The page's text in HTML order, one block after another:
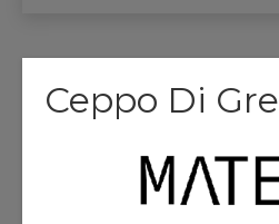
Ceppo Di Gre